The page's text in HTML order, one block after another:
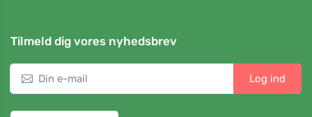
Tilmeld dig vores nyhedsbrev
Log ind